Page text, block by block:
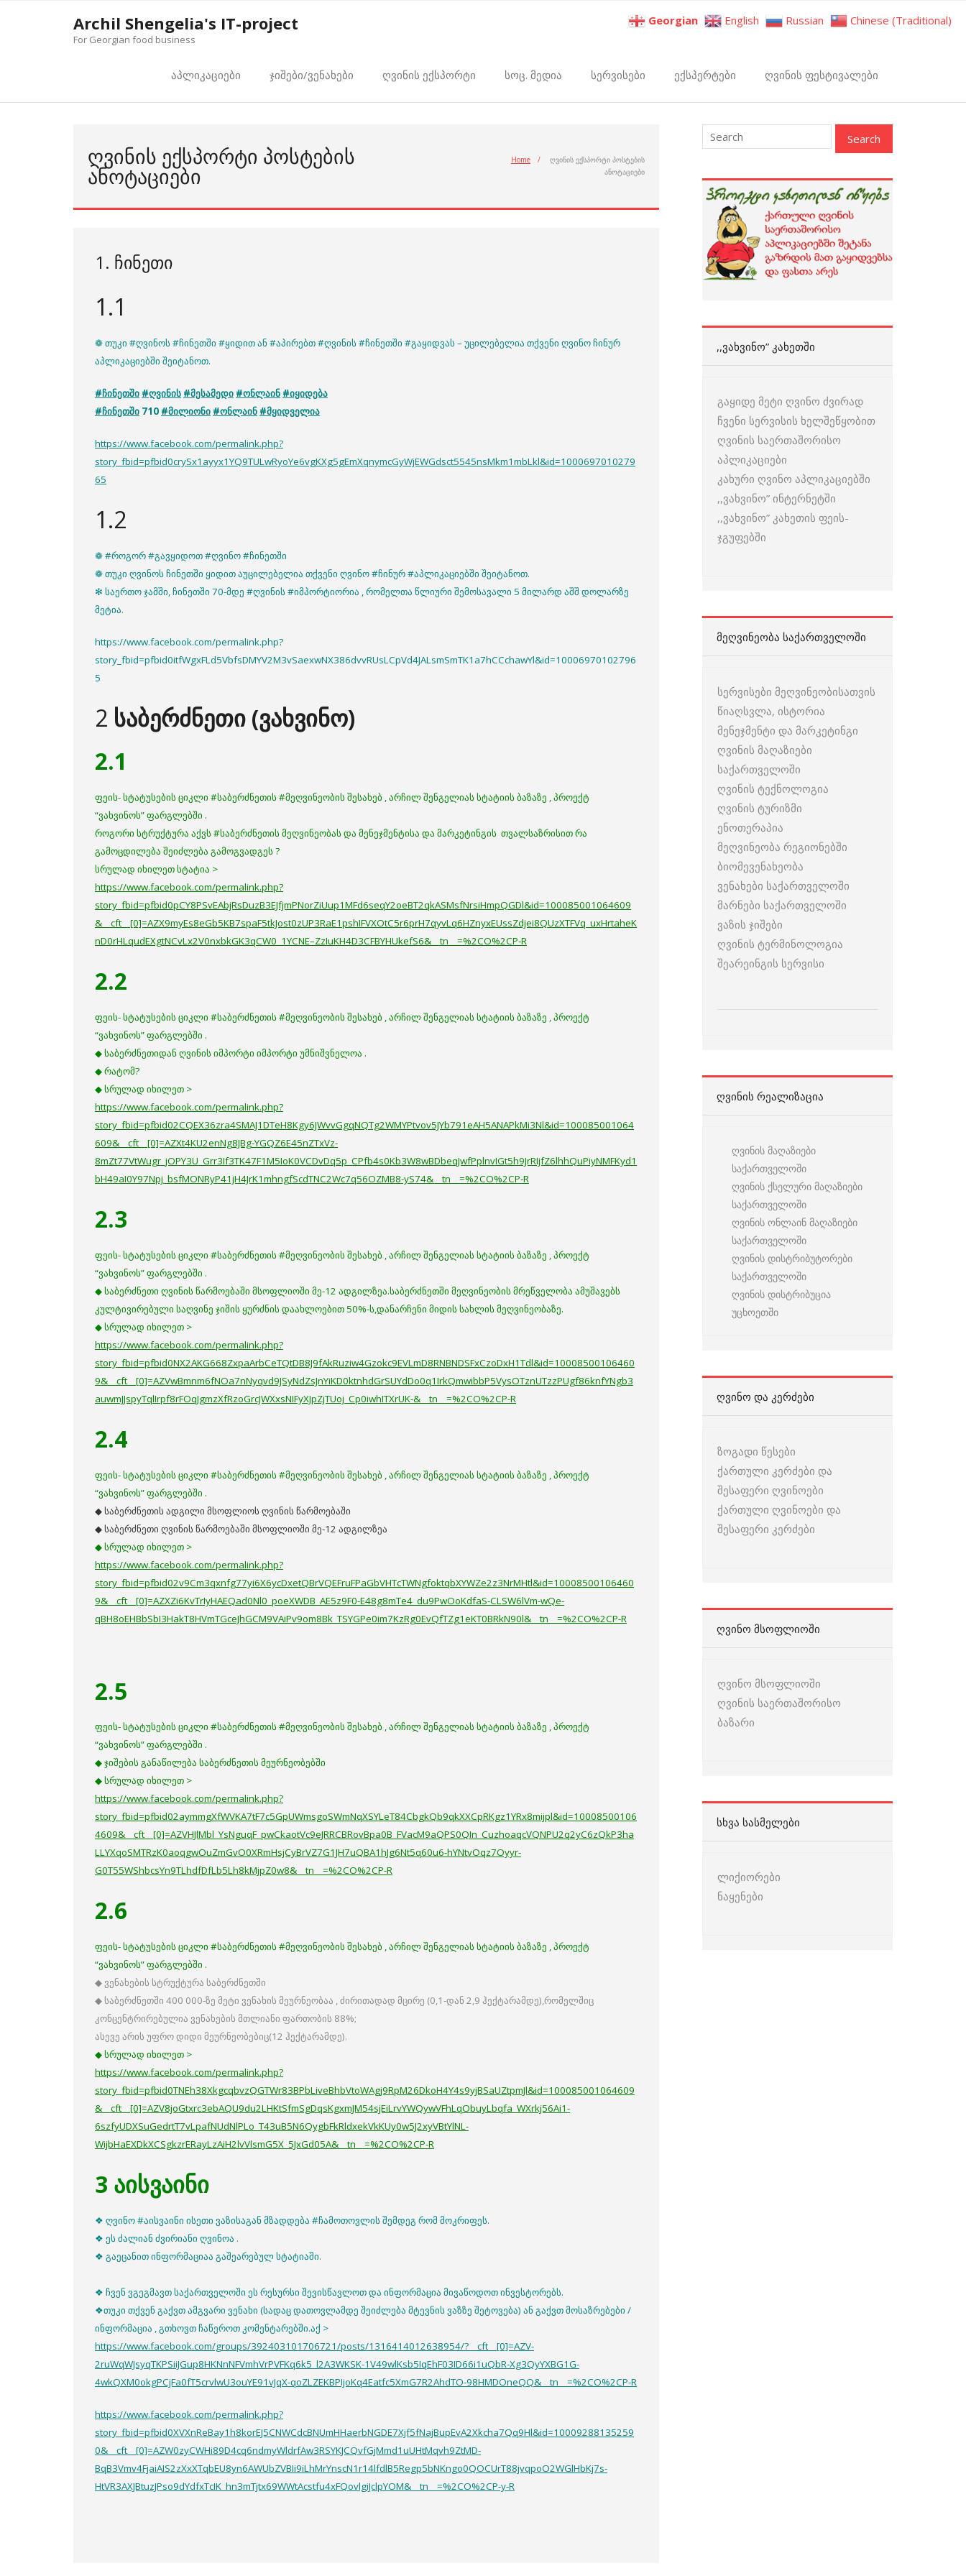
Archil Shengelia's IT-project
For Georgian food business
აპლიკაციები ჯიშები/ვენახები ღვინის ექსპორტი სოც. მედია სერვისები ექსპერტები ღვინის ფესტივალები
ᲦᲕᲘᲜᲘᲡ ᲔᲥᲡᲞᲝᲠᲢᲘ ᲞᲝᲡᲢᲔᲑᲘᲡ
ᲐᲜᲝᲢᲐᲪᲘᲔᲑᲘ
Home /
ღვინის ექსპორტი პოსტების
ანოტაციები
1. ჩინეთი
1.1
❁ თუკი #ღვინოს #ჩინეთში #ყიდით ან #აპირებთ #ღვინის #ჩინეთში #გაყიდვას – უცილებელია თქვენი ღვინო ჩინურ
აპლიკაციებში შეიტანოთ.
#ჩინეთში #ღვინის #მესამედი #ონლაინ #იყიდება
#ჩინეთში 710 #მილიონი #ონლაინ #მყიდველია
https://www.facebook.com/permalink.php?
story_fbid=pfbid0crySx1ayyx1YQ9TULwRyoYe6vgKXg5gEmXqnymcGyWjEWGdsct5545nsMkm1mbLkl&id=1000697010279
65
1.2
❁ #როგორ #გავყიდოთ #ღვინო #ჩინეთში
❁ თუკი ღვინოს ჩინეთში ყიდით აუცილებელია თქვენი ღვინო #ჩინურ #აპლიკაციებში შეიტანოთ.
✻ საერთო ჯამში, ჩინეთში 70-მდე #ღვინის #იმპორტიორია , რომელთა წლიური შემოსავალი 5 მილარდ აშშ დოლარზე
მეტია.
https://www.facebook.com/permalink.php?
story_fbid=pfbid0itfWgxFLd5VbfsDMYV2M3vSaexwNX386dvvRUsLCpVd4JALsmSmTK1a7hCCchawYl&id=10006970102796
5
2 საბერძნეთი (ვახვინო)
2.1
ფეის- სტატუსების ციკლი #საბერძნეთის #მეღვინეობის შესახებ , არჩილ შენგელიას სტატიის ბაზაზე , პროექტ
“ვახვინოს” ფარგლებში .
როგორი სტრუქტურა აქვს #საბერძნეთის მეღვინეობას და მენეჯმენტისა და მარკეტინგის თვალსაზრისით რა
გამოცდილება შეიძლება გამოგვადგეს ?
სრულად იხილეთ სტატია >
https://www.facebook.com/permalink.php?
story_fbid=pfbid0pCY8PSvEAbjRsDuzB3EJfjmPNorZiUup1MFd6seqY2oeBT2qkASMsfNrsiHmpQGDl&id=100085001064609
&__cft__[0]=AZX9myEs8eGb5KB7spaF5tkJost0zUP3RaE1pshIFVXOtC5r6prH7qyvLq6HZnyxEUssZdjei8QUzXTFVq_uxHrtaheK
nD0rHLqudEXgtNCvLx2V0nxbkGK3qCW0_1YCNE–ZzIuKH4D3CFBYHUkefS6&__tn__=%2CO%2CP-R
2.2
ფეის- სტატუსების ციკლი #საბერძნეთის #მეღვინეობის შესახებ , არჩილ შენგელიას სტატიის ბაზაზე , პროექტ
“ვახვინოს” ფარგლებში .
◆ საბერძნეთიდან ღვინის იმპორტი იმპორტი უმნიშვნელოა .
◆ რატომ?
◆ სრულად იხილეთ >
https://www.facebook.com/permalink.php?
story_fbid=pfbid02CQEX36zra4SMAJ1DTeH8Kgy6JWvvGgqNQTg2WMYPtvov5JYb791eAH5ANAPkMi3Nl&id=100085001064
609&__cft__[0]=AZXt4KU2enNg8JBg-YGQZ6E45nZTxVz-
8mZt77VtWugr_jOPY3U_Grr3If3TK47F1M5IoK0VCDvDq5p_CPfb4s0Kb3W8wBDbeqJwfPplnvIGt5h9JrRIjfZ6lhhQuPiyNMFKyd1
bH49aI0Y97Npj_bsfMONRyP41jH4JrK1mhngfScdTNC2Wc7q56OZMB8-yS74&__tn__=%2CO%2CP-R
2.3
ფეის- სტატუსების ციკლი #საბერძნეთის #მეღვინეობის შესახებ , არჩილ შენგელიას სტატიის ბაზაზე , პროექტ
“ვახვინოს” ფარგლებში .
◆ საბერძნეთი ღვინის წარმოებაში მსოფლიოში მე-12 ადგილზეა.საბერძნეთში მეღვინეობის მრეწველობა ამუშავებს
კულტივირებული საღვინე ჯიშის ყურძნის დაახლოებით 50%-ს,დანარჩენი მიდის სახლის მეღვინეობაზე.
◆ სრულად იხილეთ >
https://www.facebook.com/permalink.php?
story_fbid=pfbid0NX2AKG668ZxpaArbCeTQtDB8J9fAkRuziw4Gzokc9EVLmD8RNBNDSFxCzoDxH1Tdl&id=10008500106460
9&__cft__[0]=AZVwBmnm6fNOa7nNyqvd9JSyNdZsJnYiKD0ktnhdGrSUYdDo0q1IrkQmwibbP5VysOTznUTzzPUgf86knfYNgb3
auwmJJspyTqlIrpf8rFOqJgmzXfRzoGrcJWXxsNIFyXJpZjTUoj_Cp0iwhITXrUK-&__tn__=%2CO%2CP-R
2.4
ფეის- სტატუსების ციკლი #საბერძნეთის #მეღვინეობის შესახებ , არჩილ შენგელიას სტატიის ბაზაზე , პროექტ
“ვახვინოს” ფარგლებში .
◆ საბერძნეთის ადგილი მსოფლიოს ღვინის წარმოებაში
◆ საბერძნეთი ღვინის წარმოებაში მსოფლიოში მე-12 ადგილზეა
◆ სრულად იხილეთ >
https://www.facebook.com/permalink.php?
story_fbid=pfbid02v9Cm3qxnfg77yi6X6ycDxetQBrVQEFruFPaGbVHTcTWNgfoktqbXYWZe2z3NrMHtl&id=10008500106460
9&__cft__[0]=AZXZi6KvTrIyHAEQad0Nl0_poeXWDB_AE5z9F0-E48g8mTe4_du9PwOoKdfaS-CLSW6lVm-wQe-
qBH8oEHBbSbI3HakT8HVmTGceJhGCM9VAiPv9om8Bk_TSYGPe0im7KzRg0EvQfTZg1eKT0BRkN90l&__tn__=%2CO%2CP-R
2.5
ფეის- სტატუსების ციკლი #საბერძნეთის #მეღვინეობის შესახებ , არჩილ შენგელიას სტატიის ბაზაზე , პროექტ
“ვახვინოს” ფარგლებში .
◆ ჯიშების განაწილება საბერძნეთის მეურნეობებში
◆ სრულად იხილეთ >
https://www.facebook.com/permalink.php?
story_fbid=pfbid02aymmgXfWVKA7tF7c5GpUWmsgoSWmNqXSYLeT84CbgkQb9qkXXCpRKgz1YRx8mijpl&id=10008500106
4609&__cft__[0]=AZVHJlMbl_YsNguqF_pwCkaotVc9eJRRCBRovBpa0B_FVacM9aQPS0QIn_CuzhoaqcVQNPU2q2yC6zQkP3ha
LLYXqoSMTRzK0aoqgwOuZmGvO0XRmHsjCyBrVZ7G1JH7uQBA1hJg6Nt5q60u6-hYNtvOqz7Oyyr-
G0T55WShbcsYn9TLhdfDfLb5Lh8kMjpZ0w8&__tn__=%2CO%2CP-R
2.6
ფეის- სტატუსების ციკლი #საბერძნეთის #მეღვინეობის შესახებ , არჩილ შენგელიას სტატიის ბაზაზე , პროექტ
“ვახვინოს” ფარგლებში .
◆ ვენახების სტრუქტურა საბერძნეთში
◆ საბერძნეთში 400 000-ზე მეტი ვენახის მეურნეობაა , ძირითადად მცირე (0,1-დან 2,9 ჰექტარამდე),რომელშიც
კონცენტრირებულია ვენახების მთლიანი ფართობის 88%;
ასევე არის უფრო დიდი მეურნეობებიც(12 ჰექტარამდე).
◆ სრულად იხილეთ >
https://www.facebook.com/permalink.php?
story_fbid=pfbid0TNEh38XkgcqbvzQGTWr83BPbLiveBhbVtoWAgj9RpM26DkoH4Y4s9yjBSaUZtpmJl&id=100085001064609
&__cft__[0]=AZV8joGtxrc3ebAQU9du2LHKtSfmSgDqsKgxmJM54sjEiLrvYWQywVFhLqObuyLbqfa_WXrkj56Ai1-
6szfyUDXSuGedrtT7vLpafNUdNlPLo_T43uB5N6QygbFkRldxekVkKUy0w5J2xyVBtYlNL-
WijbHaEXDkXCSgkzrERayLzAiH2lvVlsmG5X_5JxGd05A&__tn__=%2CO%2CP-R
3 აისვაინი
❖ ღვინო #აისვაინი ისეთი ვაზისაგან მზადდება #ჩამოთოვლის შემდეგ რომ მოკრიფეს.
❖ ეს ძალიან ძვირიანი ღვინოა .
❖ გაეცანით ინფორმაციაა გაშეარებულ სტატიაში.
❖ ჩვენ ვგეგმავთ საქართველოში ეს რესურსი შევისწავლოთ და ინფორმაცია მივაწოდოთ ინვესტორებს.
❖თუკი თქვენ გაქვთ ამგვარი ვენახი (სადაც დათოვლამდე შეიძლება მტევნის ვაზზე შეტოვება) ან გაქვთ მოსაზრებები /
ინფორმაცია , გთხოვთ ჩაწეროთ კომენტარებში.აქ >
https://www.facebook.com/groups/392403101706721/posts/1316414012638954/?__cft__[0]=AZV-
2ruWqWJsyqTKPSiiJGup8HKNnNFVmhVrPVFKq6k5_l2A3WKSK-1V49wlKsb5IqEhF03ID66i1uQbR-Xg3QyYXBG1G-
4wkQXM0okgPCjFa0fT5crvlwU3ouYE91vJqX-qoZLZEKBPIjoKq4Eatfc5XmG7R2AhdTO-98HMDOneQQ&__tn__=%2CO%2CP-R
https://www.facebook.com/permalink.php?
story_fbid=pfbid0XVXnReBay1h8korEJ5CNWCdcBNUmHHaerbNGDE7Xjf5fNajBupEvA2Xkcha7Qq9Hl&id=10009288135259
0&__cft__[0]=AZW0zyCWHi89D4cq6ndmyWldrfAw3RSYKJCQvfGjMmd1uUHtMqvh9ZtMD-
BqB3Vmv4FjaiAIS2zXxXTqbEU8yn6AWUbZVBIi9iLhMrYnscN1r14lfdlB5Regp5bNKngo0QOCUrT88jvqpoO2WGlHbKj7s-
HtVR3AXJBtuzJPso9dYdfxTcIK_hn3mTjtx69WWtAcstfu4xFQovlgiJclpYOM&__tn__=%2CO%2CP-y-R
,,ᲕᲐᲮᲕᲘᲜᲝ” ᲙᲐᲮᲔᲗᲨᲘ
გაყიდე მეტი ღვინო ძვირად
ჩვენი სერვისის ხელშეწყობით
ღვინის საერთაშორისო
აპლიკაციები
კახური ღვინო აპლიკაციებში
,,ვახვინო” ინტერნეტში
,,ვახვინო” კახეთის ფეის-
ჯგუფებში
ᲛᲔᲦᲕᲘᲜᲔᲝᲑᲐ ᲡᲐᲥᲐᲠᲗᲕᲔᲚᲝᲨᲘ
სერვისები მეღვინეობისათვის
წიაღსვლა, ისტორია
მენეჯმენტი და მარკეტინგი
ღვინის მაღაზიები
საქართველოში
ღვინის ტექნოლოგია
ღვინის ტურიზმი
ენოთერაპია
მეღვინეობა რეგიონებში
ბიომევენახეობა
ვენახები საქართველოში
მარნები საქართველოში
ვაზის ჯიშები
ღვინის ტერმინოლოგია
შეარეინგის სერვისი
ᲦᲕᲘᲜᲘᲡ ᲠᲔᲐᲚᲘᲖᲐᲪᲘᲐ
ღვინის მაღაზიები
საქართველოში
ღვინის ქსელური მაღაზიები
საქართველოში
ღვინის ონლაინ მაღაზიები
საქართველოში
ღვინის დისტრიბუტორები
საქართველოში
ღვინის დისტრიბუცია
უცხოეთში
ᲦᲕᲘᲜᲝ ᲓᲐ ᲙᲔᲠᲫᲔᲑᲘ
ზოგადი წესები
ქართული კერძები და
შესაფერი ღვინოები
ქართული ღვინოები და
შესაფერი კერძები
ᲦᲕᲘᲜᲝ ᲛᲡᲝᲤᲚᲘᲝᲨᲘ
ღვინო მსოფლიოში
ღვინის საერთაშორისო
ბაზარი
ᲡᲮᲕᲐ ᲡᲐᲡᲛᲔᲚᲔᲑᲘ
ლიქიორები
ნაყენები
Georgian English Russian Chinese (Traditional)